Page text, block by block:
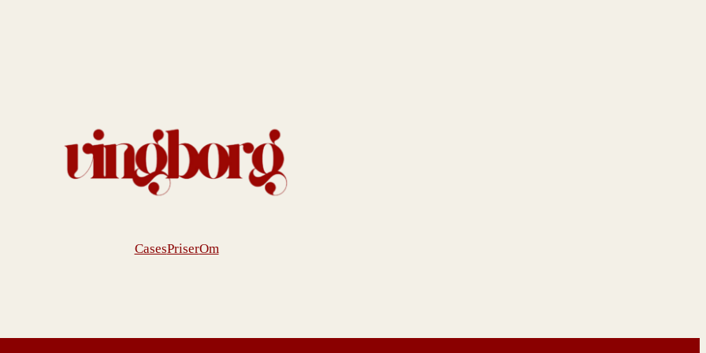
CasesPriserOm